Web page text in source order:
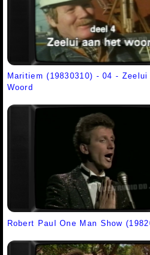
Maritiem (19830310) - 04 -
Woord
Robert Paul One Man Show